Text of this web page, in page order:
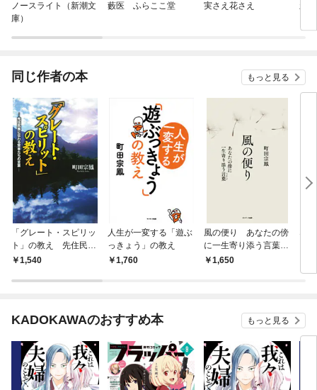
ノースライト（新潮文
庫）
藪医 ふらここ堂 実さえ花さえ 新
同じ作者の本 もっと見る
「グレート・スピリッ
ト」の教え 先住民族
に伝わる賢者たちの言
1,540
人生が一変する「遊ぶ
っきょう」の教え
1,760
風の便り あなたの傍
に一生寄り添う言葉
（メッセージ）
1,650
な
KADOKAWAのおすすめ本 もっと見る